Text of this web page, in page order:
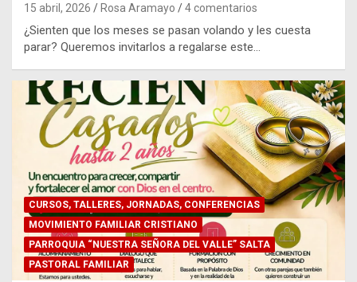
15 abril, 2026 Rosa Aramayo 4 comentarios
¿Sienten que los meses se pasan volando y les cuesta
parar? Queremos invitarlos a regalarse este…
CURSOS, TALLERES, JORNADAS, CONFERENCIAS
MOVIMIENTO FAMILIAR CRISTIANO
PARROQUIA “NUESTRA SEÑORA DEL VALLE” SALTA
PASTORAL FAMILIAR